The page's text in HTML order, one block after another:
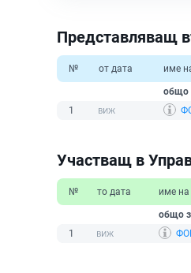
Представляващ
№ от дата име
общо
1
Участващ в
№ то дата име
общо
1